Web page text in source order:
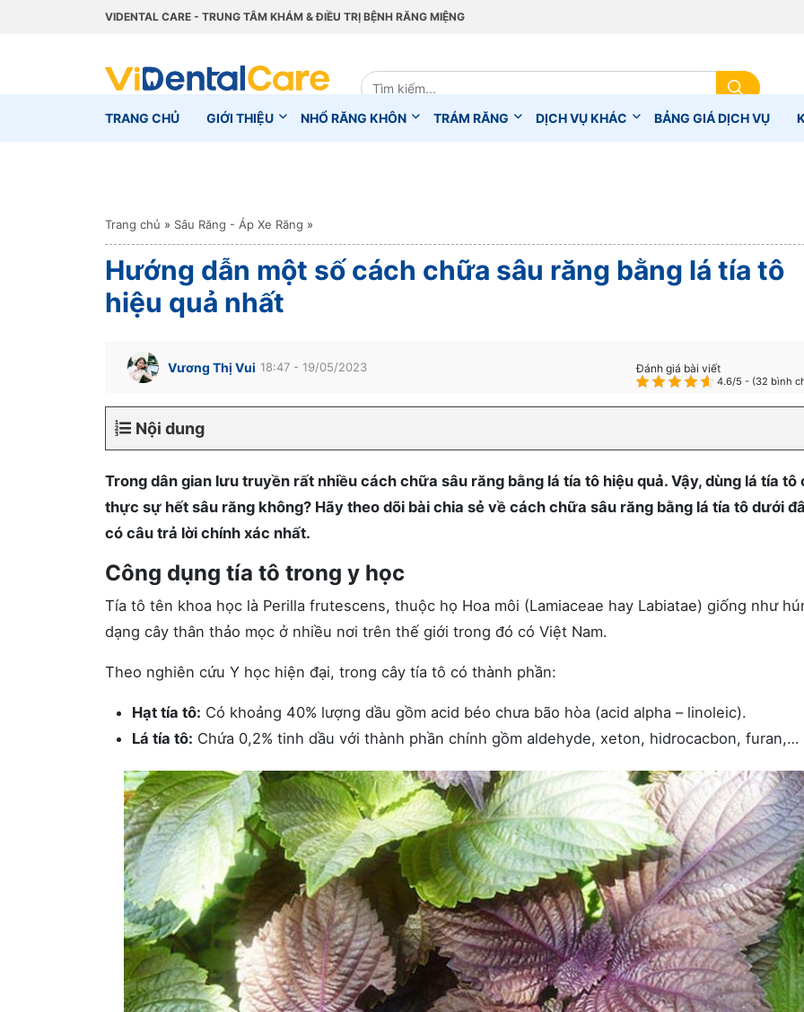
VIDENTAL CARE - TRUNG TÂM KHÁM & ĐIỀU TRỊ BỆNH RĂNG MIỆNG
TRANG CHỦ GIỚI THIỆU NHỔ RĂNG KHÔN TRÁM RĂNG DỊCH VỤ KHÁC BẢNG GIÁ DỊCH VỤ
Trang chủ » Sâu Răng - Áp Xe Răng »
Hướng dẫn một số cách chữa sâu răng bằng lá tía tô
hiệu quả nhất
Vương Thị Vui 18:47 - 19/05/2023 Đánh giá bài viết
4.6/5 - (32 bình
Nội dung
Trong dân gian lưu truyền rất nhiều cách chữa sâu răng bằng lá tía tô hiệu quả. Vậy, dùng lá tía tô
thực sự hết sâu răng không? Hãy theo dõi bài chia sẻ về cách chữa sâu răng bằng lá tía tô dưới
có câu trả lời chính xác nhất.
Công dụng tía tô trong y học
Tía tô tên khoa học là Perilla frutescens, thuộc họ Hoa môi (Lamiaceae hay Labiatae) giống như
dạng cây thân thảo mọc ở nhiều nơi trên thế giới trong đó có Việt Nam.
Theo nghiên cứu Y học hiện đại, trong cây tía tô có thành phần:
Hạt tía tô: Có khoảng 40% lượng dầu gồm acid béo chưa bão hòa (acid alpha – linoleic).
Lá tía tô: Chứa 0,2% tinh dầu với thành phần chính gồm aldehyde, xeton, hidrocacbon, furan,…